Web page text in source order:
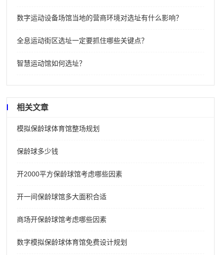
数字运动设备场馆当地的营商环境对选址有什么影响？
全息运动街区选址一定要抓住哪些关键点？
智慧运动馆如何选址？
相关文章
模拟保龄球体育馆整场规划
保龄球多少钱
开2000平方保龄球馆考虑哪些因素
开一间保龄球馆多大面积合适
商场开保龄球馆考虑哪些因素
数字模拟保龄球体育馆免费设计规划